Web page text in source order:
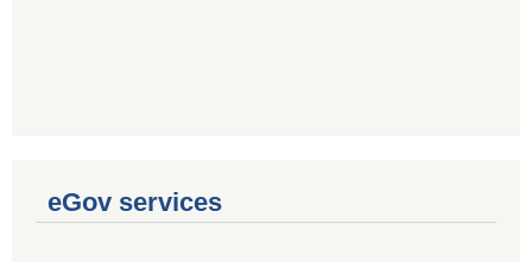
eGov services